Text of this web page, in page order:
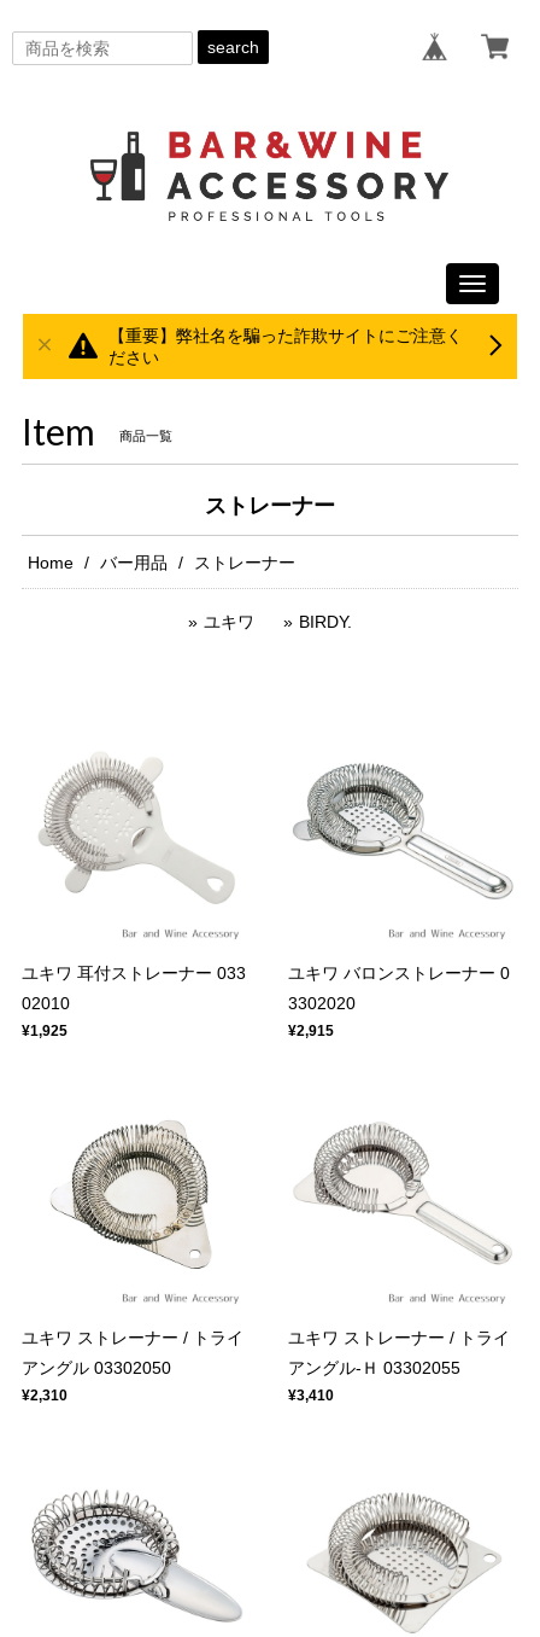
search
Toggle
【重要】弊社名を騙った詐欺サイトにご注意く
ださい
Item 商品一覧
ストレーナー
Home バー用品 ストレーナー
ユキワ BIRDY.
ユキワ 耳付ストレーナー 033
02010
¥1,925
ユキワ バロンストレーナー 0
3302020
¥2,915
ユキワ ストレーナー / トライ
アングル 03302050
¥2,310
ユキワ ストレーナー / トライ
アングル-Ｈ 03302055
¥3,410